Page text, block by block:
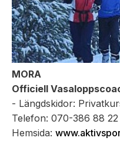
MORA
Officiell
- Längdskidor:
Telefon: 070-386 88 22
Hemsida: